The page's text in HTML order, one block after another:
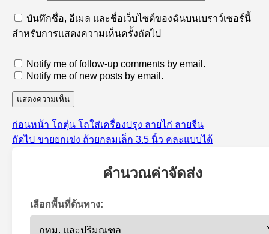
บันทึกชื่อ, อีเมล และชื่อเว็บไซต์ของฉันบนเบราว์เซอร์นี้
สำหรับการแสดงความเห็นครั้งถัดไป
Notify me of follow-up comments by email.
Notify me of new posts by email.
แนะแนว
ก่อนหน้า เรื่อง
ก่อน
โถตุ๋น โถใส่เครื่องปรุง ลายไก่ ลายจีน
ถัดไป เรื่อง
ขายยกเข่ง ถ้วยกลมเล็ก 3.5 นิ้ว คละแบบได้
คำนวณค่าจัดส่ง
เลือกพื้นที่ต้นทาง: